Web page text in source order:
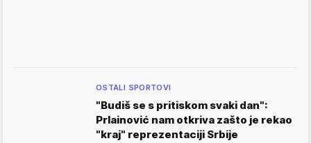
OSTALI SPORTOVI
"Budiš se s pritiskom svaki dan":
Prlainović nam otkriva zašto je rekao
"kraj" reprezentaciji Srbije